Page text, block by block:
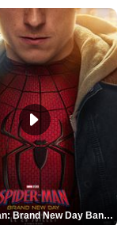
Spider-Man: Brand New Day Bande-annonce VO STFR